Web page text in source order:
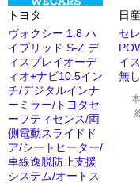
トヨタ
ヴォクシー 1.8 ハ
イブリッド S-Z デ
ィスプレイオーデ
ィオ+ナビ10.5イン
チ/デジタルインナ
ーミラー/トヨタセ
ーフティセンス/両
側電動スライドド
ア/シートヒーター/
車線逸脱防止支援
システム/オートス
日産
セ
イ
無し